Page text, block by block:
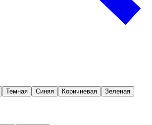
Темная Синяя Коричневая Зеленая